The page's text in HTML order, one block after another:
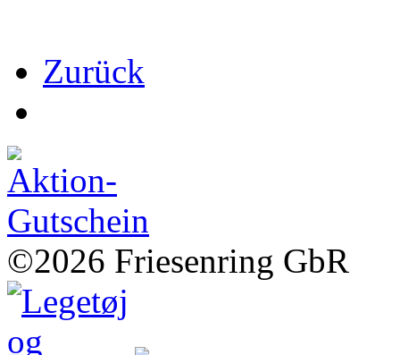
Zurück
©2026 Friesenring GbR